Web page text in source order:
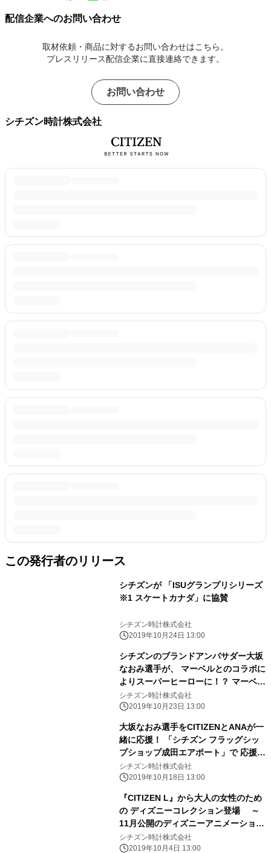
配信企業へのお問い合わせ
取材依頼・商品に対するお問い合わせはこちら。
プレスリリース配信企業に直接連絡できます。
お問い合わせ
シチズン時計株式会社
この発行者のリリース
シチズンが 「ISUグランプリシリーズ
※1 スケートカナダ」に協賛
シチズン時計株式会社
2019年10月24日 13:00
シチズンのブランドアンバサダー大坂
なおみ選手が、 マーベルとのコラボに
よりスーパーヒーローに！？ マーベル
描き下ろしによる、大坂なおみ選手の
オリジナル・キャラクターグッズが当
703(ナオミ)キャンペーン」 2019年11
月20日にスタート
シチズン時計株式会社
2019年10月23日 13:00
大坂なおみ選手をCITIZENとANAが一
緒に応援！ 「シチズン フラッグシッ
プショップ成田エアポート」で 応援キ
ャンペーンを実施
シチズン時計株式会社
2019年10月18日 13:00
『CITIZEN L』から大人の女性のため
の ディズニーコレクション登場 ～
11月公開のディズニーアニメーション
映画最新作 『アナと雪の女王2』の世
界を表現した2モデル～ ～3人のデ
シチズン時計株式会社
2019年10月4日 13:00